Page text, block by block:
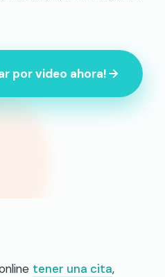
por video ahora!
tener una cita,